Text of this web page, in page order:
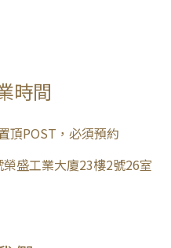
時間
頂POST，必須預約
盛工業大廈23樓2號26室